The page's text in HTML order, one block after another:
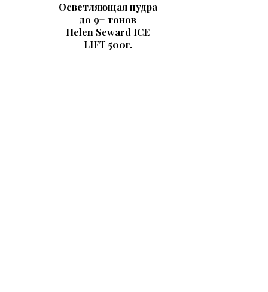
Осветляющая пудра
до 9+ тонов
Helen Seward ICE
LIFT 500г.